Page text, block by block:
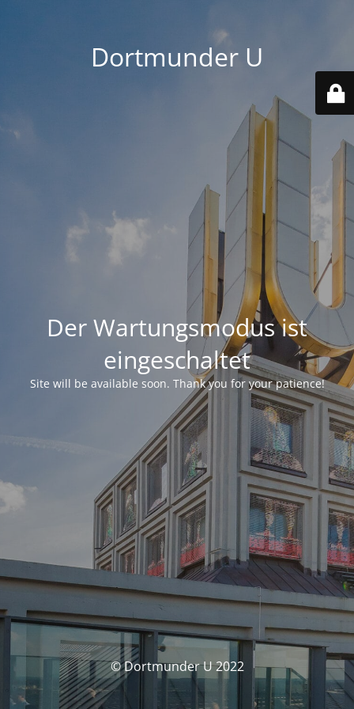
Dortmunder U
Der Wartungsmodus ist
eingeschaltet
Site will be available soon. Thank you for your patience!
© Dortmunder U 2022